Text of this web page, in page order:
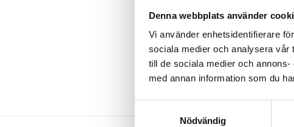
Denna webbplats använder
Vi använder enhetsidentifierare
sociala medier och analysera vår
till de sociala medier och
med annan information som du
Nödvändig
Behandlat med
Krom vanadium